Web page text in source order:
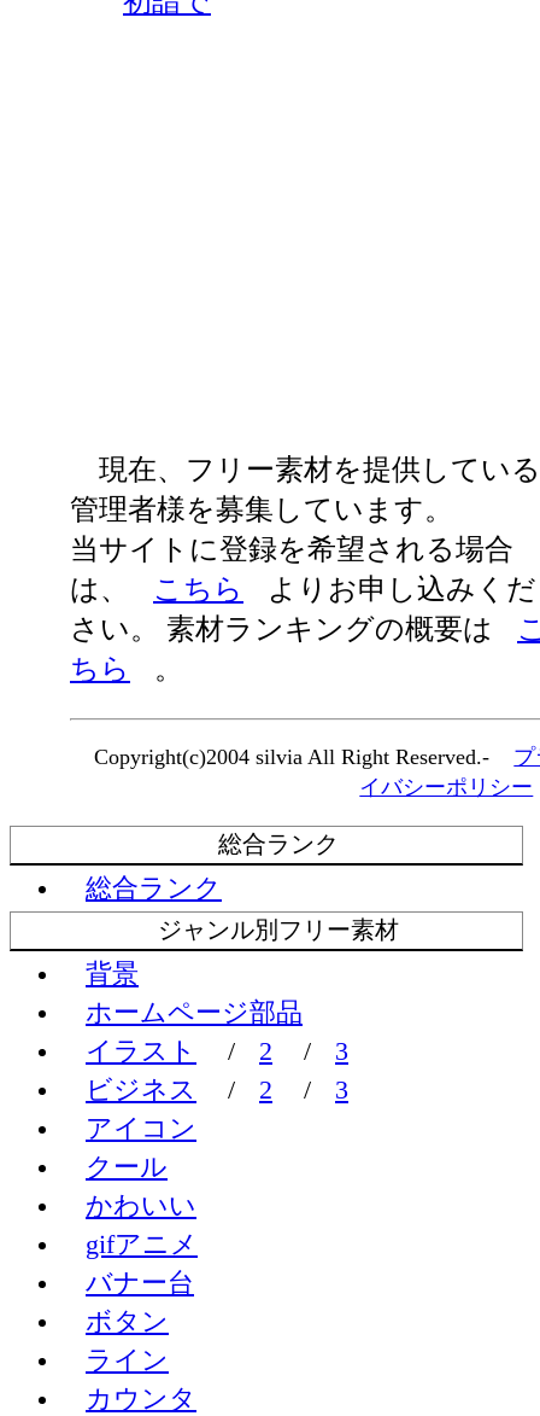
現在、フリー素材を提供している
管理者様を募集しています。
当サイトに登録を希望される場合
は、
こちら
よりお申し込みくだ
さい。 素材ランキングの概要は
ちら
。
Copyright(c)2004 silvia All Right Reserved.-
イバシーポリシー
総合ランク
総合ランク
ジャンル別フリー素材
背景
ホームページ部品
イラスト
/ 2 /
3
ビジネス
/ 2 /
3
アイコン
クール
かわいい
gifアニメ
バナー台
ボタン
ライン
カウンタ